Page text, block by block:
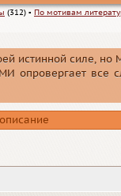
(312) ▪ По мотивам
истинной силе, но
опровергает все